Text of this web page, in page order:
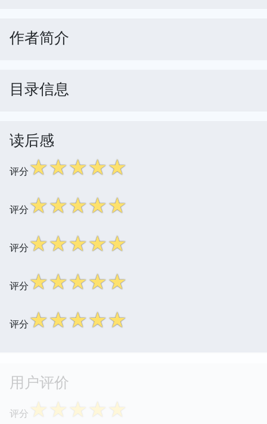
作者简介
目录信息
读后感
评分☆☆☆☆☆
评分☆☆☆☆☆
评分☆☆☆☆☆
评分☆☆☆☆☆
评分☆☆☆☆☆
用户评价
评分 ☆☆☆☆☆